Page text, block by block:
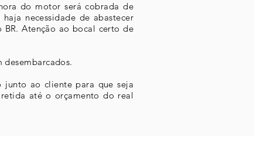
do motor será cobrada de
necessidade de abastecer
Atenção ao bocal certo de
junto ao cliente para que seja
até o orçamento do real